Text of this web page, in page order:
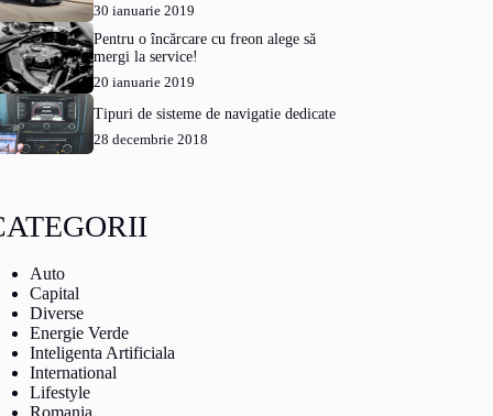
30 ianuarie 2019
Pentru o încărcare cu freon alege să
mergi la service!
20 ianuarie 2019
Tipuri de sisteme de navigatie dedicate
28 decembrie 2018
Auto
Capital
Diverse
Energie Verde
Inteligenta Artificiala
International
Lifestyle